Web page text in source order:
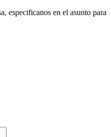
especificanos en el asunto para